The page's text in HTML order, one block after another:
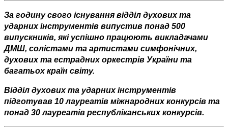
За годину свого існування відділ духових та
ударних інструментів випустив понад 500
випускників, які успішно працюють викладачами
ДМШ, солістами та артистами симфонічних,
духових та естрадних оркестрів України та
багатьох країн світу.
Відділ духових та ударних інструментів
підготував 10 лауреатів міжнародних конкурсів та
понад 30 лауреатів республіканських конкурсів.